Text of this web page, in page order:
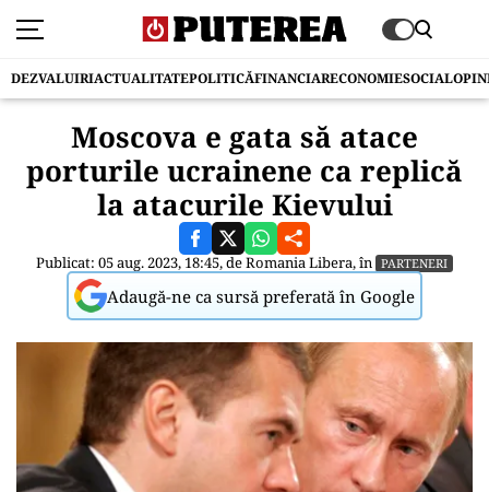
DEZVALUIRIACTUALITATEPOLITICĂFINANCIARECONOMIESOCIAL
Moscova e gata să atace
porturile ucrainene ca replică
la atacurile Kievului
Publicat: 05 aug. 2023, 18:45, deRomania Libera, în PARTENERI
Adaugă-ne ca sursă preferată în Google